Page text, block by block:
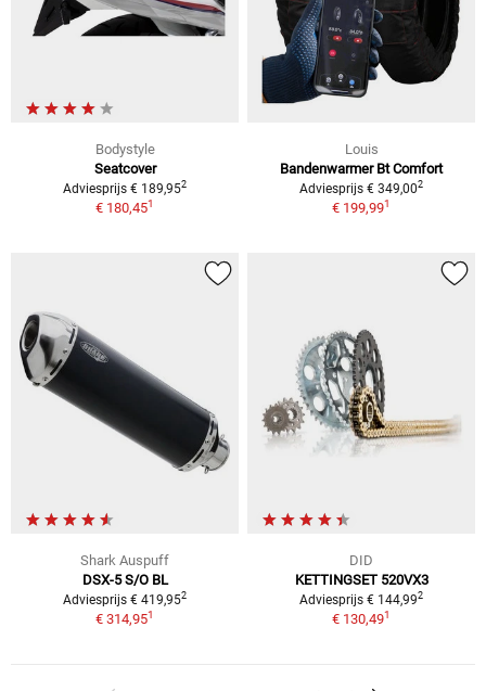
Bodystyle
Seatcover
Adviesprijs € 189,952
€ 180,451
Louis
Bandenwarmer Bt Comfort
Adviesprijs € 349,002
€ 199,991
Shark Auspuff
DSX-5 S/O BL
Adviesprijs € 419,952
€ 314,951
DID
KETTINGSET 520VX3
Adviesprijs € 144,992
€ 130,491